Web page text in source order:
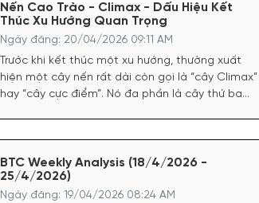
Nến Cao Trào - Climax - Dấu Hiệu Kết
Thúc Xu Hướng Quan Trọng
Ngày đăng: 20/04/2026 09:11 AM
Trước khi kết thúc một xu hướng, thường xuất
hiện một cây nến rất dài còn gọi là “cây Climax”
hay “cây cực điểm”. Nó đa phần là cây thứ ba
BTC Weekly Analysis (18/4/2026 -
25/4/2026)
Ngày đăng: 19/04/2026 08:24 AM